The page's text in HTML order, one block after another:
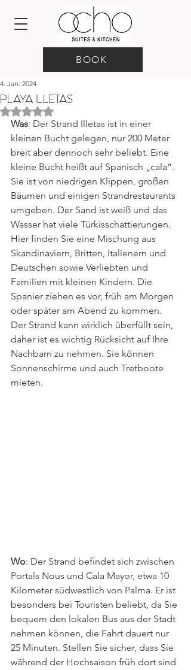
BOOK
PLAYA ILLETAS
4. Jan. 2024
Mit NaN von 5 Sternen bewertet.
Was: Der Strand Illetas ist in einer
kleinen Bucht gelegen, nur 200 Meter
breit aber dennoch sehr beliebt. Eine
kleine Bucht heißt auf Spanisch „cala“.
Sie ist von niedrigen Klippen, großen
Bäumen und einigen Strandrestaurants
umgeben. Der Sand ist weiß und das
Wasser hat viele Türkisschattierungen.
Hier finden Sie eine Mischung aus
Skandinaviern, Britten, Italienern und
Deutschen sowie Verliebten und
Familien mit kleinen Kindern. Die
Spanier ziehen es vor, früh am Morgen
oder später am Abend zu kommen.
Der Strand kann wirklich überfüllt sein,
daher ist es wichtig Rücksicht auf Ihre
Nachbarn zu nehmen. Sie können
Sonnenschirme und auch Tretboote
mieten.
Wo: Der Strand befindet sich zwischen
Portals Nous und Cala Mayor, etwa 10
Kilometer südwestlich von Palma. Er ist
besonders bei Touristen beliebt, da Sie
bequem den lokalen Bus aus der Stadt
nehmen können, die Fahrt dauert nur
25 Minuten. Stellen Sie sicher, dass Sie
während der Hochsaison früh dort sind